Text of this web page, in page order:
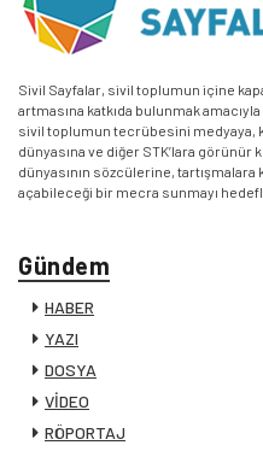
Sivil Sayfalar, sivil toplumun içine
artmasına katkıda bulunmak
sivil toplumun tecrübesini medyaya,
dünyasına ve diğer STK’lara görünür
dünyasının sözcülerine, tartışmalara
açabileceği bir mecra sunmayı
Gündem
HABER
YAZI
DOSYA
VİDEO
RÖPORTAJ